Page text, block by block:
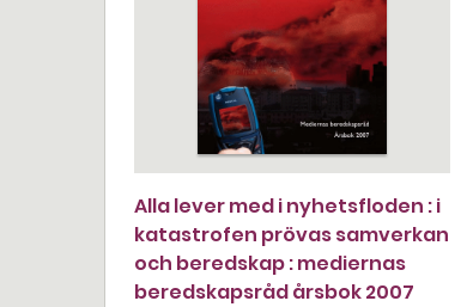
Alla lever med i nyhetsfloden : i
katastrofen prövas samverkan
och beredskap : mediernas
beredskapsråd årsbok 2007